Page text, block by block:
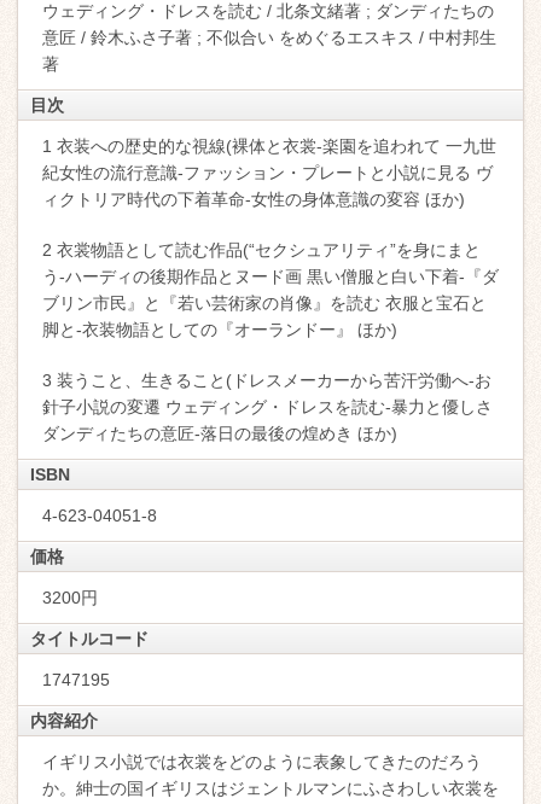
ウェディング・ドレスを読む / 北条文緒著 ; ダンディたちの
意匠 / 鈴木ふさ子著 ; 不似合い をめぐるエスキス / 中村邦生
著
目次
1 衣装への歴史的な視線(裸体と衣裳-楽園を追われて 一九世
紀女性の流行意識-ファッション・プレートと小説に見る ヴ
ィクトリア時代の下着革命-女性の身体意識の変容 ほか)
2 衣裳物語として読む作品(“セクシュアリティ”を身にまと
う-ハーディの後期作品とヌード画 黒い僧服と白い下着-『ダ
ブリン市民』と『若い芸術家の肖像』を読む 衣服と宝石と
脚と-衣装物語としての『オーランドー』 ほか)
3 装うこと、生きること(ドレスメーカーから苦汗労働へ-お
針子小説の変遷 ウェディング・ドレスを読む-暴力と優しさ
ダンディたちの意匠-落日の最後の煌めき ほか)
ISBN
4-623-04051-8
価格
3200円
タイトルコード
1747195
内容紹介
イギリス小説では衣裳をどのように表象してきたのだろう
か。紳士の国イギリスはジェントルマンにふさわしい衣裳を